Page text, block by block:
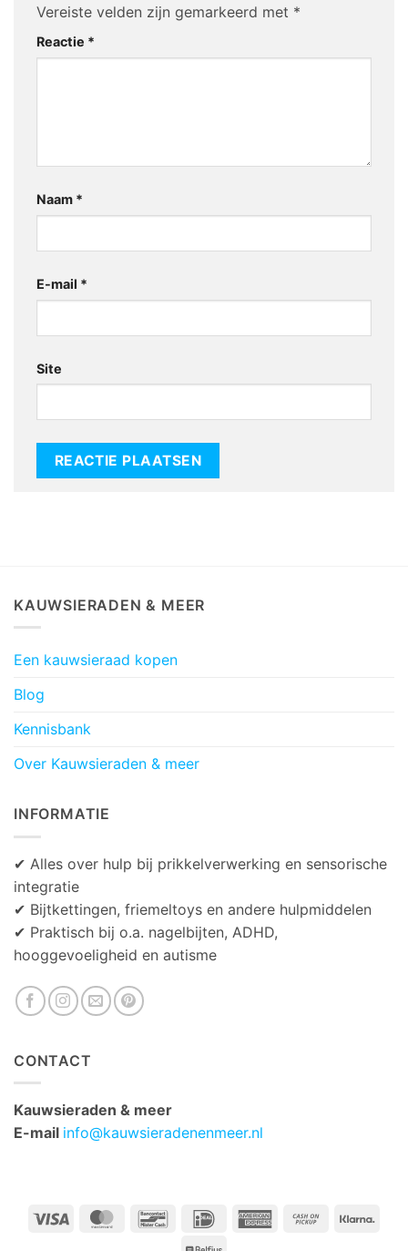
Vereiste velden zijn gemarkeerd met *
Reactie *
Naam *
E-mail *
Site
KAUWSIERADEN & MEER
Een kauwsieraad kopen
Blog
Kennisbank
Over Kauwsieraden & meer
INFORMATIE
✔ Alles over hulp bij prikkelverwerking en sensorische
integratie
✔ Bijtkettingen, friemeltoys en andere hulpmiddelen
✔ Praktisch bij o.a. nagelbijten, ADHD,
hooggevoeligheid en autisme
CONTACT
Kauwsieraden & meer
E-mail info@kauwsieradenenmeer.nl
Visa MasterCardBancontactIDeal
American Cash
Belfius